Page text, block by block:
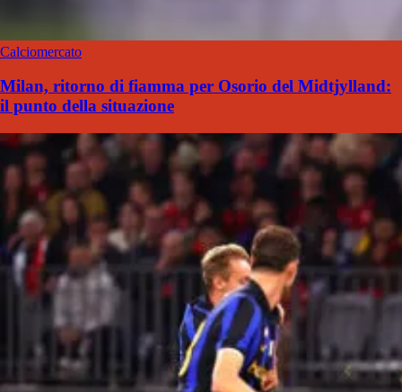
Calciomercato
Milan, ritorno di fiamma per Osorio del Midtjylland:
il punto della situazione